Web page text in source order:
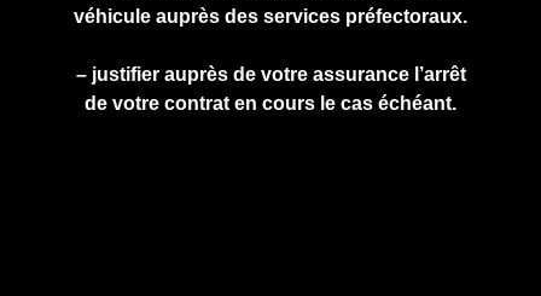
véhicule auprès des services préfectoraux.
– justifier auprès de votre assurance l’arrêt
de votre contrat en cours le cas échéant.